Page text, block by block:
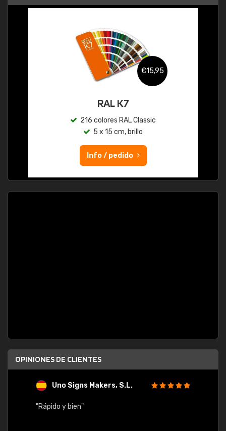
€15,95
RAL K7
216 colores RAL Classic
5 x 15 cm, brillo
Info / pedido
OPINIONES DE CLIENTES
Uno Signs Makers, S.L.
"Rápido y bien"